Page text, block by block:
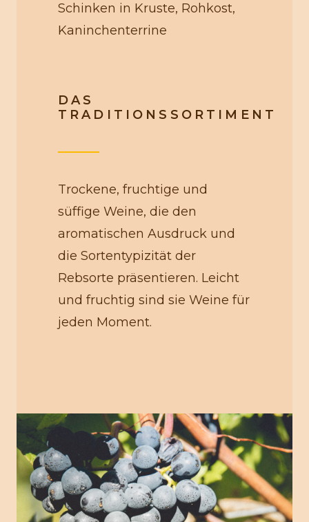
Schinken in Kruste, Rohkost,
Kaninchenterrine
DAS
TRADITIONSSORTIMENT
Trockene, fruchtige und
süffige Weine, die den
aromatischen Ausdruck und
die Sortentypizität der
Rebsorte präsentieren. Leicht
und fruchtig sind sie Weine für
jeden Moment.